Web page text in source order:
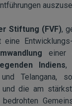
Stiftung (FVF),
eine
einer
Indiens,
Telangana,
und die am
bedrohten